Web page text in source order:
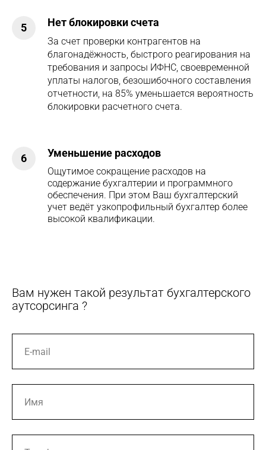
5 Нет блокировки счета
За счет проверки контрагентов на
благонадёжность, быстрого реагирования на
требования и запросы ИФНС, своевременной
уплаты налогов, безошибочного составления
отчетности, на 85% уменьшается вероятность
блокировки расчетного счета.
6 Уменьшение расходов
Ощутимое сокращение расходов на
содержание бухгалтерии и программного
обеспечения. При этом Ваш бухгалтерский
учет ведёт узкопрофильный бухгалтер более
высокой квалификации.
Вам нужен такой результат бухгалтерского
аутсорсинга ?